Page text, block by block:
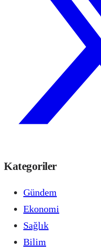
Kategoriler
Gündem
Ekonomi
Sağlık
Bilim